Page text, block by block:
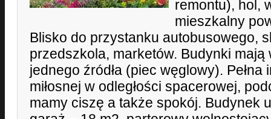
remontu), hol,
mieszkalny
Blisko do przystanku autobusowego,
przedszkola, marketów. Budynki
jednego źródła (piec węglowy).
miłosnej w odległości spacerowej,
mamy ciszę a także spokój. Budynek